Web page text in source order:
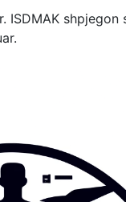
ISDMAK